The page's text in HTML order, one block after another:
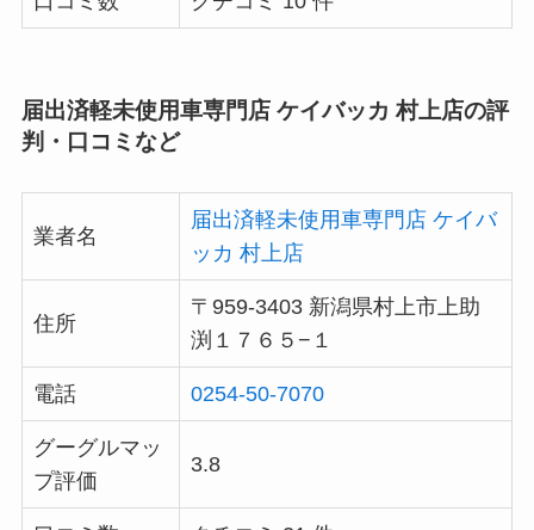
届出済軽未使用車専門店 ケイバッカ 村上店の評
判・口コミなど
業者名
届出済軽未使用車専門店 ケイバ
ッカ 村上店
住所
〒959-3403 新潟県村上市上助
渕１７６５−１
電話 0254-50-7070
グーグルマッ
プ評価
3.8